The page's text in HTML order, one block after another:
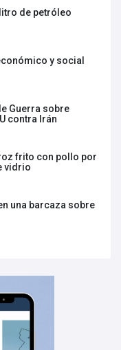
de petróleo
y social
Guerra sobre
contra Irán
frito con pollo por
vidrio
una barcaza sobre